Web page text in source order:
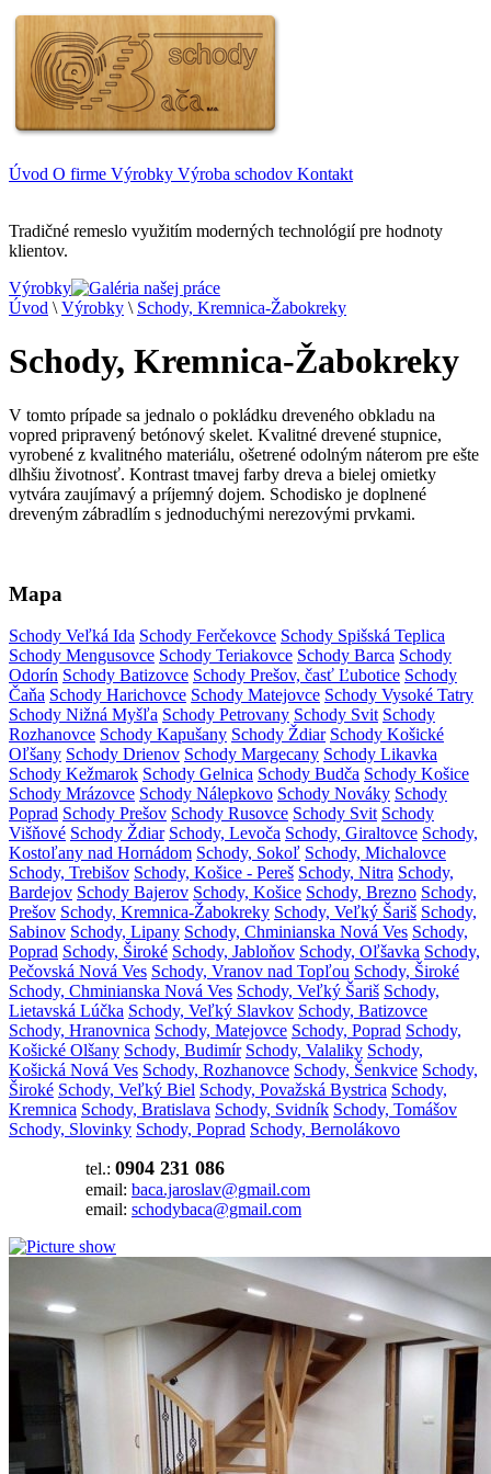
Úvod O firme Výrobky Výroba schodov Kontakt
Tradičné remeslo využitím moderných technológií pre hodnoty
klientov.
Výrobky
Úvod \ Výrobky \ Schody, Kremnica-Žabokreky
Schody, Kremnica-Žabokreky
V tomto prípade sa jednalo o pokládku dreveného obkladu na
vopred pripravený betónový skelet. Kvalitné drevené stupnice,
vyrobené z kvalitného materiálu, ošetrené odolným náterom pre ešte
dlhšiu životnosť. Kontrast tmavej farby dreva a bielej omietky
vytvára zaujímavý a príjemný dojem. Schodisko je doplnené
dreveným zábradlím s jednoduchými nerezovými prvkami.
Mapa
Schody Veľká Ida Schody Ferčekovce Schody Spišská Teplica
Schody Mengusovce Schody Teriakovce Schody Barca Schody
Odorín Schody Batizovce Schody Prešov, časť Ľubotice Schody
Čaňa Schody Harichovce Schody Matejovce Schody Vysoké Tatry
Schody Nižná Myšľa Schody Petrovany Schody Svit Schody
Rozhanovce Schody Kapušany Schody Ždiar Schody Košické
Oľšany Schody Drienov Schody Margecany Schody Likavka
Schody Kežmarok Schody Gelnica Schody Budča Schody Košice
Schody Mrázovce Schody Nálepkovo Schody Nováky Schody
Poprad Schody Prešov Schody Rusovce Schody Svit Schody
Višňové Schody Ždiar Schody, Levoča Schody, Giraltovce Schody,
Kostoľany nad Hornádom Schody, Sokoľ Schody, Michalovce
Schody, Trebišov Schody, Košice - Pereš Schody, Nitra Schody,
Bardejov Schody Bajerov Schody, Košice Schody, Brezno Schody,
Prešov Schody, Kremnica-Žabokreky Schody, Veľký Šariš Schody,
Sabinov Schody, Lipany Schody, Chminianska Nová Ves Schody,
Poprad Schody, Široké Schody, Jabloňov Schody, Oľšavka Schody,
Pečovská Nová Ves Schody, Vranov nad Topľou Schody, Široké
Schody, Chminianska Nová Ves Schody, Veľký Šariš Schody,
Lietavská Lúčka Schody, Veľký Slavkov Schody, Batizovce
Schody, Hranovnica Schody, Matejovce Schody, Poprad Schody,
Košické Olšany Schody, Budimír Schody, Valaliky Schody,
Košická Nová Ves Schody, Rozhanovce Schody, Šenkvice Schody,
Široké Schody, Veľký Biel Schody, Považská Bystrica Schody,
Kremnica Schody, Bratislava Schody, Svidník Schody, Tomášov
Schody, Slovinky Schody, Poprad Schody, Bernolákovo
tel.: 0904 231 086
email: baca.jaroslav@gmail.com
email: schodybaca@gmail.com